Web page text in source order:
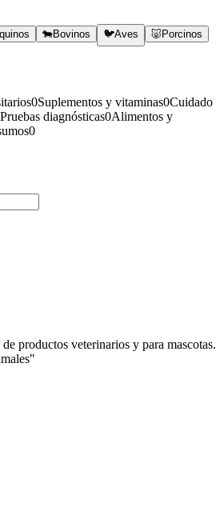
🐄Bovinos 🐦Aves 🐷 Porcinos
0Suplementos y vitaminas0Cuidado
Pruebas diagnósticas0Alimentos y
0
productos veterinarios y para mascotas.